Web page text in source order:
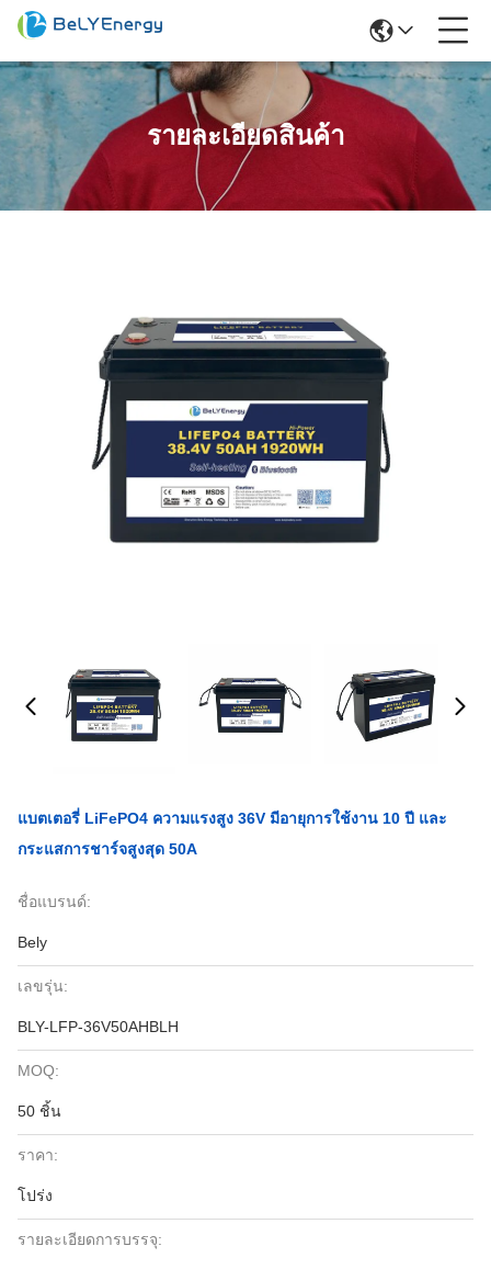
รายละเอียดสินค้า
แบตเตอรี่ LiFePO4 ความแรงสูง 36V มีอายุการใช้งาน 10 ปี และ
กระแสการชาร์จสูงสุด 50A
ชื่อแบรนด์:
Bely
เลขรุ่น:
BLY-LFP-36V50AHBLH
MOQ:
50 ชิ้น
ราคา:
โปร่ง
รายละเอียดการบรรจุ: